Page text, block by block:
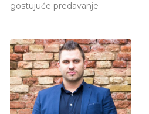
gostujuće predavanje